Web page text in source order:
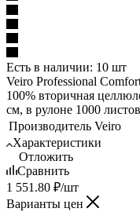
Есть в наличии: 10 шт
Veiro Professional
100% вторичная
см, в рулоне 1000 листов
Производитель Veiro
Характеристики
Отложить
Сравнить
1 551.80 ₽/шт
Варианты цен